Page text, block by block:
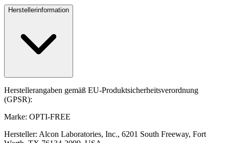
Herstellerinformation
Herstellerangaben gemäß EU-Produktsicherheitsverordnung
(GPSR):
Marke: OPTI-FREE
Hersteller: Alcon Laboratories, Inc., 6201 South Freeway, Fort